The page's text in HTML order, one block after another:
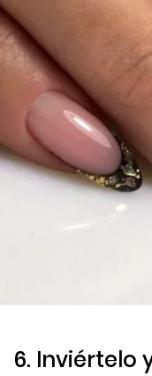
6. Inviértelo